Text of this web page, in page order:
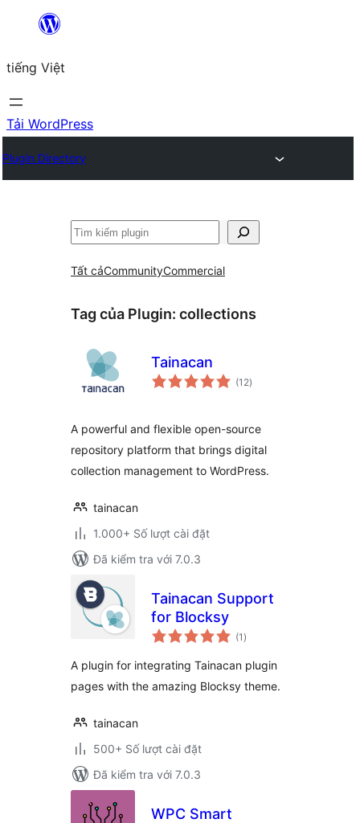
Chuyển
phần
nội
dung
tiếng Việt
Tải WordPress
Plugin Directory
Tìm
Tất cảCommunityCommercial
Tag của Plugin: collections
Tainacan
(12tổng
đánh
)
A powerful and flexible open-source
repository platform that brings digital
collection management to WordPress.
tainacan
1.000+ Số lượt cài đặt
Đã kiểm tra với 7.0.3
Tainacan Support
for Blocksy
(1 tổng
đánh
)
A plugin for integrating Tainacan plugin
pages with the amazing Blocksy theme.
tainacan
500+ Số lượt cài đặt
Đã kiểm tra với 7.0.3
WPC Smart